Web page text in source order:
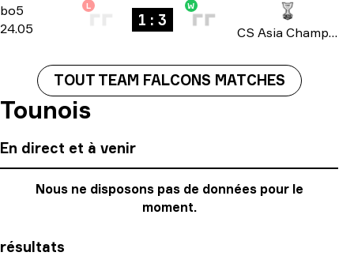
bo5 -bo5
24.05
L
1 : 3
W
CS Asia Championships 2026
TOUT TEAM FALCONS MATCHES
Tounois
En direct et à venir
Nous ne disposons pas de données pour le
moment.
résultats